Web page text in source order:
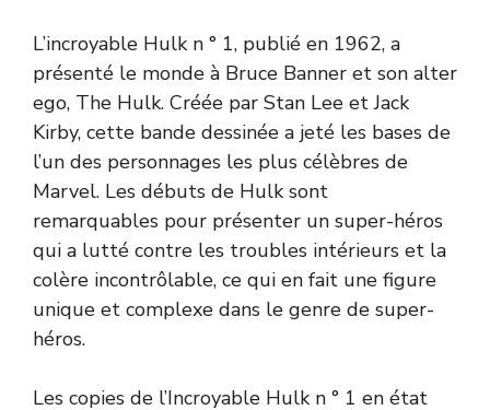
L’incroyable Hulk n ° 1, publié en 1962, a
présenté le monde à Bruce Banner et son alter
ego, The Hulk. Créée par Stan Lee et Jack
Kirby, cette bande dessinée a jeté les bases de
l’un des personnages les plus célèbres de
Marvel. Les débuts de Hulk sont
remarquables pour présenter un super-héros
qui a lutté contre les troubles intérieurs et la
colère incontrôlable, ce qui en fait une figure
unique et complexe dans le genre de super-
héros.
Les copies de l’Incroyable Hulk n ° 1 en état